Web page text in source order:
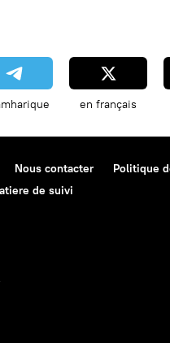
en français
Nous contacter Politique
de suivi